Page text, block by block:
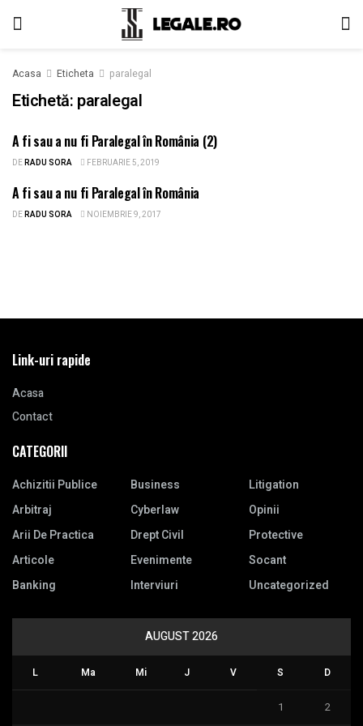
Acasa Eticheta paralegal
Etichetă: paralegal
ARTICOLE
A fi sau a nu fi Paralegal în România (2)
DERADU SORA FEBRUARIE 5, 2019
ARTICOLE
A fi sau a nu fi Paralegal în România
DERADU SORA NOIEMBRIE 9, 2017
Link-uri rapide
Acasa
Contact
CATEGORII
Achizitii Publice
Arbitraj
Arii De Practica
Articole
Banking
Business
Cyberlaw
Drept Civil
Evenimente
Interviuri
Litigation
Opinii
Protective
Socant
Uncategorized
AUGUST 2026
L Ma Mi J V S D
1 2